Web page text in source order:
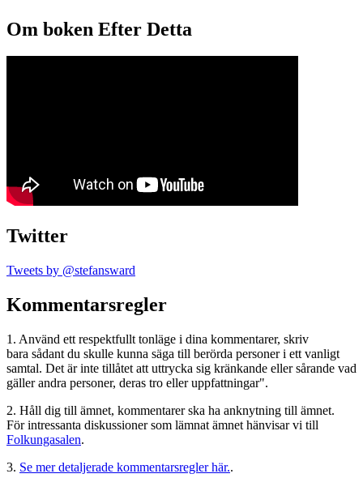
Om boken Efter Detta
Twitter
Tweets by @stefansward
Kommentarsregler
1. Använd ett respektfullt tonläge i dina kommentarer, skriv
bara sådant du skulle kunna säga till berörda personer i ett vanligt
samtal. Det är inte tillåtet att uttrycka sig kränkande eller sårande vad
gäller andra personer, deras tro eller uppfattningar".
2. Håll dig till ämnet, kommentarer ska ha anknytning till ämnet.
För intressanta diskussioner som lämnat ämnet hänvisar vi till
Folkungasalen.
3. Se mer detaljerade kommentarsregler här..